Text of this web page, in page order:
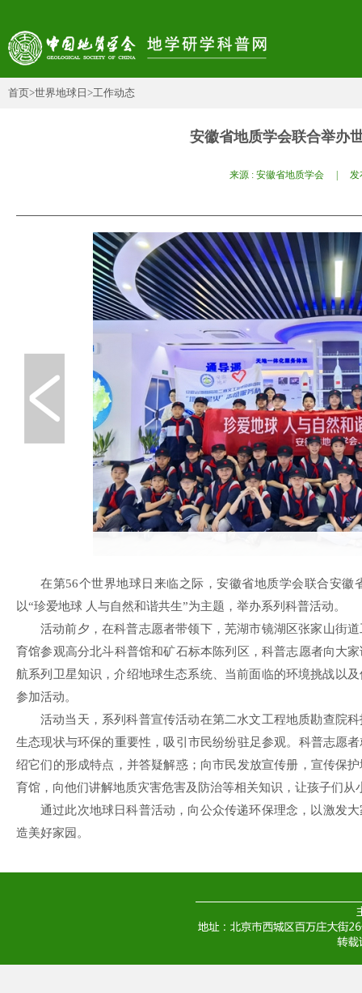
首页>世界地球日 >工作动态
安徽省地质学会联合举办
来源 : 安徽省地质学会 | 发
在第56个世界地球日来临之际，安徽省地质学会联合安
以“珍爱地球 人与自然和谐共生”为主题，举办系列科普活动。
活动前夕，在科普志愿者带领下，芜湖市镜湖区张家山街
育馆参观高分北斗科普馆和矿石标本陈列区，科普志愿者向大
航系列卫星知识，介绍地球生态系统、当前面临的环境挑战以
参加活动。
活动当天，系列科普宣传活动在第二水文工程地质勘查院
生态现状与环保的重要性，吸引市民纷纷驻足参观。科普志愿
绍它们的形成特点，并答疑解惑；向市民发放宣传册，宣传保
育馆，向他们讲解地质灾害危害及防治等相关知识，让孩子们从
通过此次地球日科普活动，向公众传递环保理念，以激发
造美好家园。